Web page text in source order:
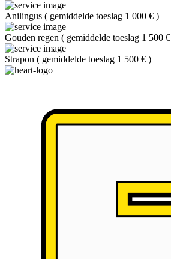
Anilingus ( gemiddelde toeslag 1 000 € )
Gouden regen ( gemiddelde toeslag 1 500 €
Strapon ( gemiddelde toeslag 1 500 € )